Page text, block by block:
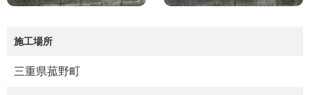
施工場所
三重県菰野町